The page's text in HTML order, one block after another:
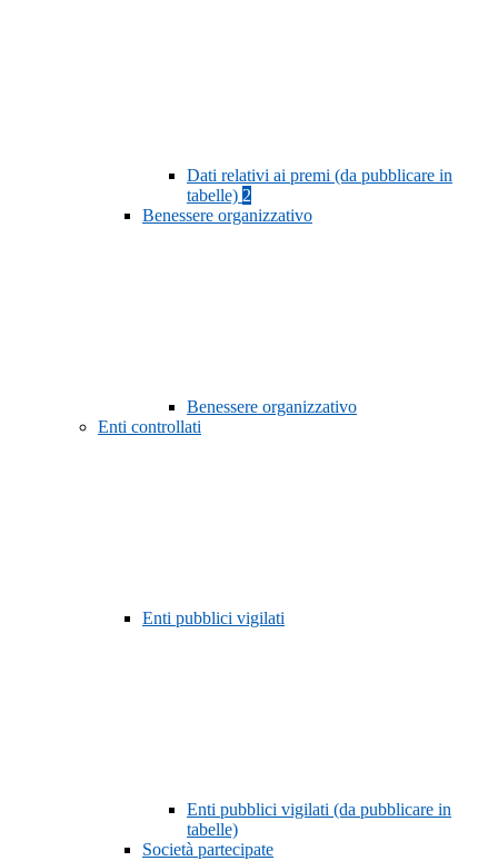
Dati relativi ai premi (da pubblicare in
tabelle) 2
Benessere organizzativo
Benessere organizzativo
Enti controllati
Enti pubblici vigilati
Enti pubblici vigilati (da pubblicare in
tabelle)
Società partecipate